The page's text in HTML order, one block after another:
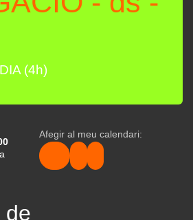
- ds - 12h
MIGDIA/TARDA